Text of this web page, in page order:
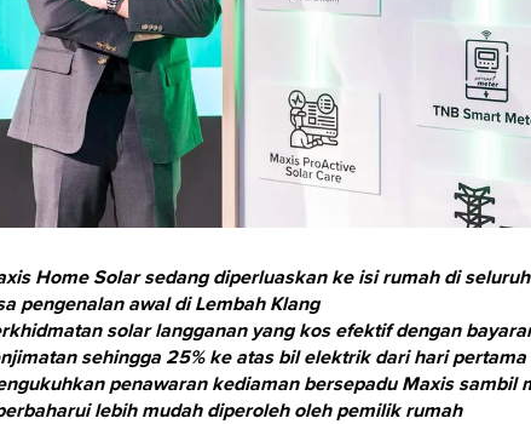
Home Solar sedang diperluaskan ke isi rumah di
pengenalan awal di Lembah Klang
solar langganan yang kos efektif dengan
sehingga 25% ke atas bil elektrik dari hari pertama
penawaran kediaman bersepadu Maxis sambil
lebih mudah diperoleh oleh pemilik rumah